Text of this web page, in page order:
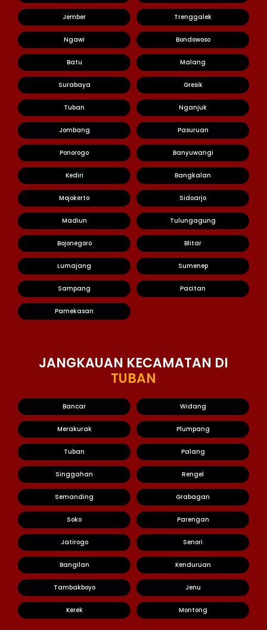
Jember Trenggalek
Ngawi Bondowoso
Batu Malang
Surabaya Gresik
Tuban Nganjuk
Jombang Pasuruan
Ponorogo Banyuwangi
Kediri Bangkalan
Mojokerto Sidoarjo
Madiun Tulungagung
Bojonegoro Blitar
Lumajang Sumenep
Sampang Pacitan
Pamekasan
JANGKAUAN KECAMATAN DI
TUBAN
Bancar Widang
Merakurak Plumpang
Tuban Palang
Singgahan Rengel
Semanding Grabagan
Soko Parengan
Jatirogo Senori
Bangilan Kenduruan
Tambakboyo Jenu
Kerek Montong